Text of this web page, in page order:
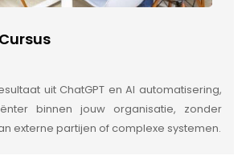
uit ChatGPT en AI automatisering,
binnen jouw organisatie, zonder
externe partijen of complexe systemen.